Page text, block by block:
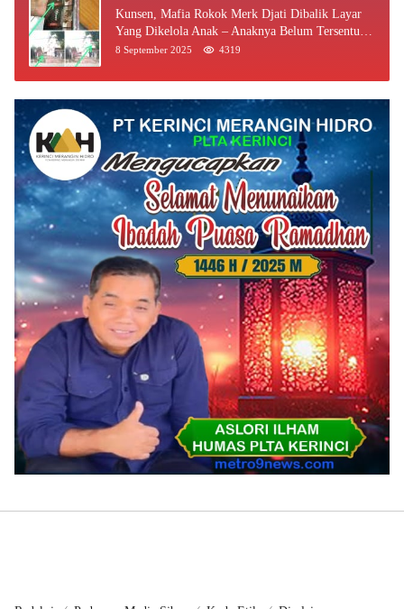
Kunsen, Mafia Rokok Merk Djati Dibalik Layar
Yang Dikelola Anak – Anaknya Belum Tersentuh
Bea Cukai Jambi
8 September 2025 4319